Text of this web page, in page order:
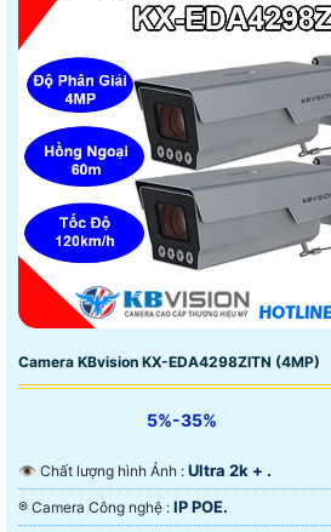
Camera KBvision KX-EDA4298ZITN (4MP)
5%-35%
👁 Chất lượng hình Ảnh : Ultra 2k + .
®️ Camera Công nghệ : IP POE.